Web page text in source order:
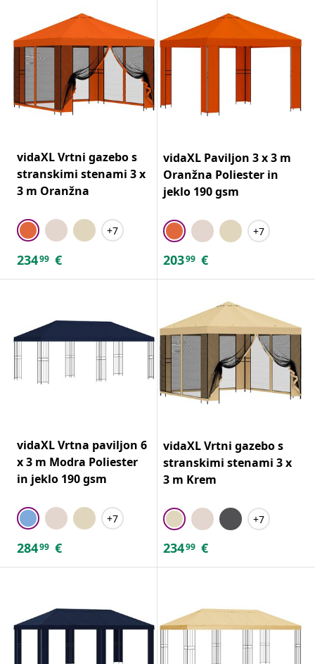
vidaXL Vrtni gazebo s
stranskimi stenami 3 x
3 m Oranžna
+7
23499 €
vidaXL Paviljon 3 x 3 m
Oranžna Poliester in
jeklo 190 gsm
+7
20399 €
vidaXL Vrtna paviljon 6
x 3 m Modra Poliester
in jeklo 190 gsm
+7
28499 €
vidaXL Vrtni gazebo s
stranskimi stenami 3 x
3 m Krem
+7
23499 €